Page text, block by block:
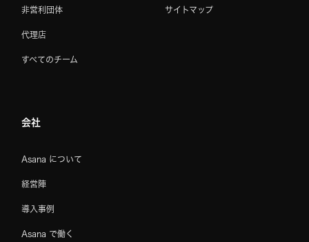
非営利団体
代理店
すべてのチーム
サイトマップ
会社
Asana について
経営陣
導入事例
Asana で働く